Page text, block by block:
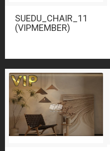
SUEDU_CHAIR_11
(VIPMEMBER)